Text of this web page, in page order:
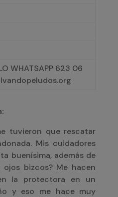
WHATSAPP 623 06
tuvieron que rescatar
Mis cuidadores
buenísima, además de
bizcos? Me hacen
la protectora en un
y eso me hace muy